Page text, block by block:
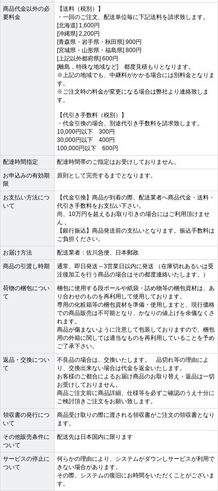
商品代金以外の必
要料金
【送料（税別）】
・一回のご注文、配送単位毎に下記送料を請求致します。
[北海道] 1,600円
[沖縄県] 2,200円
[青森県・岩手県・秋田県] 900円
[宮城県・山形県・福島県] 800円
[上記以外都府県] 600円
[離島，特殊な地域など] 都度見積もりとなります。
※上記の地域でも、中継料がかかる場合には別料金となりま
す。
※ご注文時の料金が変更になる場合は弊社より連絡致しま
す。
【代引き手数料（税別）】
・代金引換の場合、別途代引き手数料を請求致します。
10,000円以下 300円
30,000円以下 400円
100,000円以下 600円
配達時間指定
配達時間帯のご指定はお受けしておりません。
お申込みの有効期
限
原則として完売するまでとなります。
お支払い方法につ
いて
【代金引換】商品が到着の際、配送業者へ商品代金・送料・
代引き手数料をお支払い下さい。
尚、10万円を超えるお取り引きの場合にはご利用頂けませ
ん 。
【銀行振込】商品発送前の支払いとなります。振込手数料は
ご負担ください。
お届け方法
配送業者：佐川急便、日本郵政
商品の引渡し時期
通常、即日発送～3営業日以内に発送 （在庫切れあるいは受
注後加工を行う商品の場合はその都度連絡いたします。）
荷物の梱包につい
て
梱包に使用する段ボールや紙袋・詰め物等の梱包資材は、あ
り合わせのものを再利用して使用しております。
専用の化粧箱等の梱包資材を準備・使用しますと、現行価格
での商品販売は不可能となり、かなりの値上げを余儀なくさ
れます。
商品が傷まないように注意して包装しておりますので、梱包
用の外箱に関しては適当なものを再利用していることを予め
ご了承下さい。
返品・交換につい
て
不良品の場合は、交換いたします。 品切れ等の理由によ
り、交換出来ない場合は代金を返金いたします。
お客様のご都合によるお届け商品のお取り替え・返品は一切
お受けしておりません。
商品ご注文前に商品詳細、仕様等を必ずご確認のうえ十分に
ご検討頂きご注文をお願い致します。
領収書の発行につ
いて
商品受け取りの際に渡される領収書がご注文の領収書となり
ます。
その他販売条件に
ついて
配送先は日本国内に限ります
サービスの停止に
ついて
何らかの理由により、システムがダウンしサービスが利用で
きない場合があります。
その際、システムの復旧にお時間をいただくことがございま
す。